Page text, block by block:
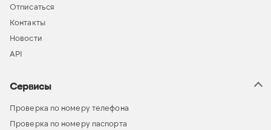
Отписаться
Контакты
Новости
API
Сервисы
Проверка по номеру телефона
Проверка по номеру паспорта